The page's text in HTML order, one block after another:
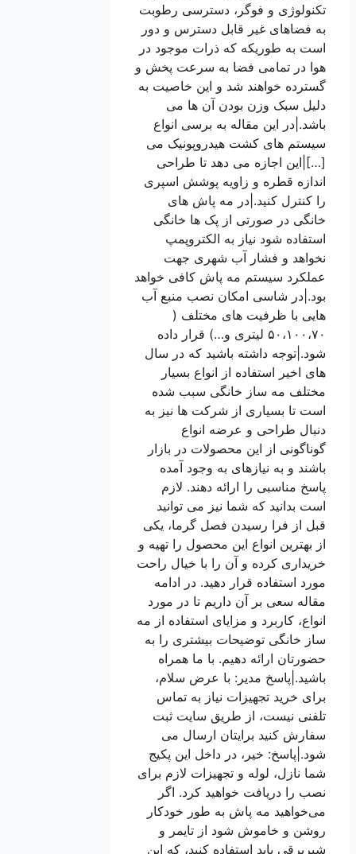
تکنولوژی و فوگر، دسترسی رطوبت
به فضاهای غیر قابل دسترس و دور
است به طوریکه که ذرات موجود در
هوا در تمامی فضا به سرعت پخش و
گسترده خواهند شد و این خاصیت به
دلیل سبک وزن بودن آن ها می
باشد.|در این مقاله به برسی انواع
سیستم های کشت هیدروپونیک می
[…]|این اجازه می دهد تا طراحی
اندازه قطره و زاویه پوشش اسپری
را کنترل کنید.|در مه پاش های
خانگی در صورتی از پک ها خانگی
استفاده شود نیاز به الکتروپمپ
نخواهد و فشار آب شهری جهت
عملکرد سیستم مه پاش کافی خواهد
بود.|در شاسی امکان نصب منبع آب
هایی با ظرفیت های مختلف (
۵۰،۱۰۰،۷۰ لیتری و…) قرار داده
شود.|توجه داشته باشید که در سال
های اخیر استفاده از انواع بسیار
مختلف مه ساز خانگی سبب شده
است تا بسیاری از شرکت ها نیز به
دنبال طراحی و عرضه انواع
گوناگونی از این محصولات در بازار
باشند و به نیازهای به وجود آمده
پاسخ مناسبی را ارائه دهند. لازم
است بدانید که شما نیز می توانید
قبل از فرا رسیدن فصل گرما، یکی
از بهترین انواع این محصول را تهیه و
خریداری کرده و آن را با خیال راحت
مورد استفاده قرار دهید. در ادامه
مقاله سعی بر آن داریم تا در مورد
انواع، کاربرد و مزایای استفاده از مه
ساز خانگی توضیحات بیشتری را به
حضورتان ارائه دهیم. با ما همراه
باشید.|پاسخ مدیر: با عرض سلام،
برای خرید تجهیزات نیاز به تماس
تلفنی نیست، از طریق سایت ثبت
سفارش کنید برایتان ارسال می
شود.|پاسخ: خیر، در داخل این پکیج
شما نازل، لوله و تجهیزات لازم برای
نصب را دریافت خواهید کرد. اگر
می‌خواهید مه پاش به طور خودکار
روشن و خاموش شود از تایمر و
شیربرقی باید استفاده کنید، که این